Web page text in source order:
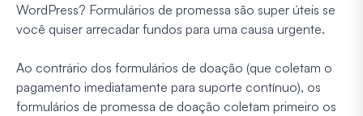
WordPress? Formulários de promessa são super úteis se
você quiser arrecadar fundos para uma causa urgente.
Ao contrário dos formulários de doação (que coletam o
pagamento imediatamente para suporte contínuo), os
formulários de promessa de doação coletam primeiro os